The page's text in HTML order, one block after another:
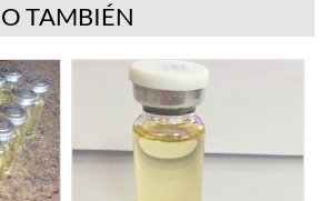
TAMBIÉN